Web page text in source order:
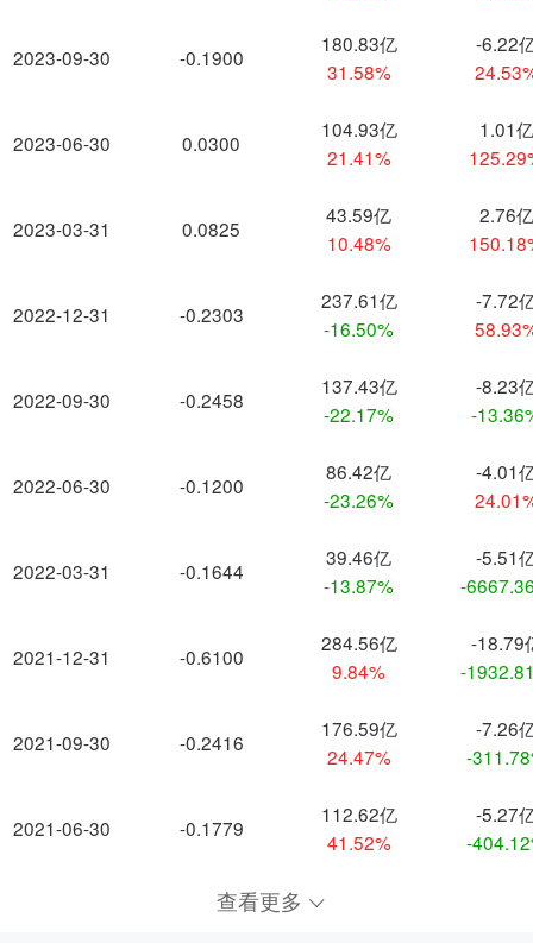
2023-09-30
2023-06-30
2023-03-31
2022-12-31
2022-09-30
2022-06-30
2022-03-31
2021-12-31
2021-09-30
2021-06-30
-0.1900
180.83亿
31.58%
-6.22
0.0300
104.93亿
21.41%
1.01亿
0.0825
43.59亿
10.48%
2.76亿
-0.2303
237.61亿
-16.50%
-7.72
-0.2458
137.43亿
-22.17%
-8.23
-
-0.1200
86.42亿
-23.26%
-4.01
-0.1644
39.46亿
-13.87%
-5.51
-
-0.6100
284.56亿
9.84%
-18.79
-
-0.2416
176.59亿
24.47%
-7.26
-
-0.1779
112.62亿
41.52%
-5.27
-
查看更多